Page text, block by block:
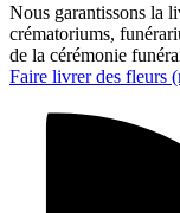
Nous garantissons la
crématoriums,
de la cérémonie
Faire livrer des fleurs